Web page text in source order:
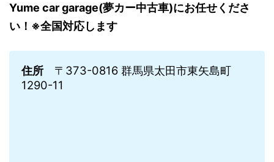
Yume car garage(夢カー中古車)にお任せくださ
い！※全国対応します
住所 〒373-0816 群馬県太田市東矢島町
1290-11